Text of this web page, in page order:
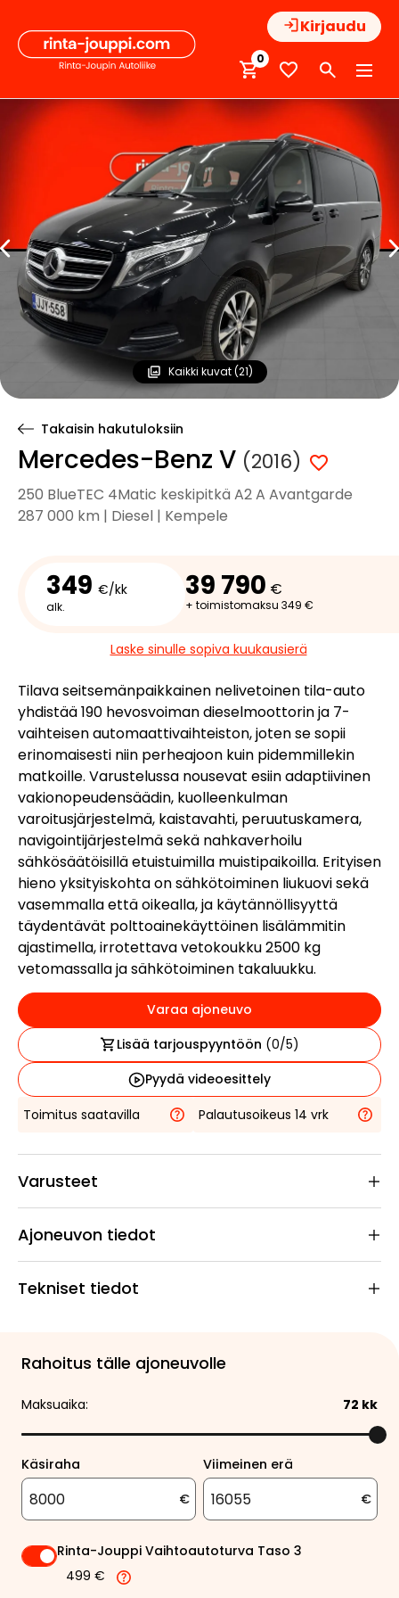
sisältöön
Kirjaudu
0
Kaikki kuvat (21)
Takaisin hakutuloksiin
Mercedes-Benz V (2016)
250 BlueTEC 4Matic keskipitkä A2 A Avantgarde
287 000 km | Diesel | Kempele
349 €/kk
alk.
39 790 €
+ toimistomaksu 349 €
Laske sinulle sopiva kuukausierä
Tilava seitsemänpaikkainen nelivetoinen tila-auto
yhdistää 190 hevosvoiman dieselmoottorin ja 7-
vaihteisen automaattivaihteiston, joten se sopii
erinomaisesti niin perheajoon kuin pidemmillekin
matkoille. Varustelussa nousevat esiin adaptiivinen
vakionopeudensäädin, kuolleenkulman
varoitusjärjestelmä, kaistavahti, peruutuskamera,
navigointijärjestelmä sekä nahkaverhoilu
sähkösäätöisillä etuistuimilla muistipaikoilla. Erityisen
hieno yksityiskohta on sähkötoiminen liukuovi sekä
vasemmalla että oikealla, ja käytännöllisyyttä
täydentävät polttoainekäyttöinen lisälämmitin
ajastimella, irrotettava vetokoukku 2500 kg
vetomassalla ja sähkötoiminen takaluukku.
Varaa ajoneuvo
Lisää tarjouspyyntöön (0/5)
Pyydä videoesittely
Toimitus saatavilla
Palautusoikeus 14 vrk
Varusteet
Ajoneuvon tiedot
Tekniset tiedot
Rahoitus tälle ajoneuvolle
Maksuaika: 72 kk
Käsiraha
€
Viimeinen erä
€
Rinta-Jouppi Vaihtoautoturva Taso 3
499 €